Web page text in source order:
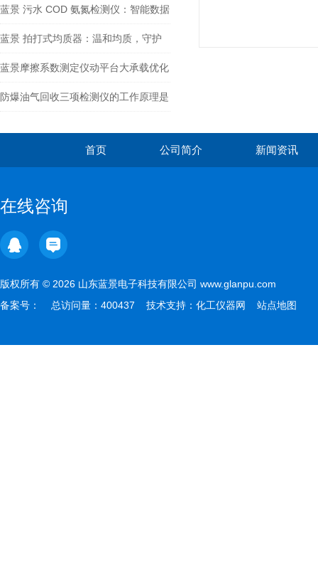
系统，集成性拉满
蓝景 污水 COD 氨氮检测仪：智能数据
管理，助力科学决策
蓝景 拍打式均质器：温和均质，守护
微生物检测的 “活性底线”
蓝景摩擦系数测定仪动平台大承载优化
结构，适配厚 / 不规则试样
防爆油气回收三项检测仪的工作原理是
首页 公司简介 新闻资讯
在线咨询
版权所有 © 2026 山东蓝景电子科技有限公司 www.glanpu.com
备案号：
总访问量：400437 技术支持： 化工仪器网 站点地图